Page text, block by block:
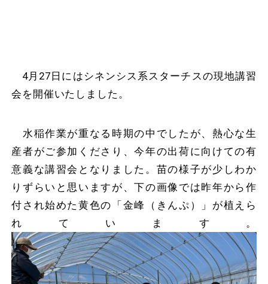
4月27日にはシネンシス系スターチスの現地講習
会を開催いたしました。
水稲作業が重なる時期の中でしたが、熱心な生
産者がご参加くださり、今年の出荷に向けての有
意義な講習会となりました。苗の様子が少しわか
りずらいと思いますが、下の画像では昨年から作
付され始めた黄色の「金峰（きんぷ）」が植えら
れています。